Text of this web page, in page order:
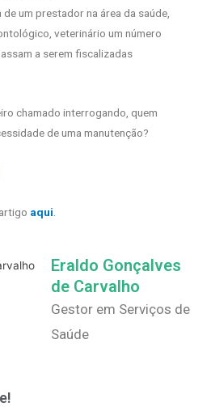
um prestador na área da saúde,
veterinário um número
a serem fiscalizadas
chamado interrogando, quem
de uma manutenção?
aqui.
Eraldo Gonçalves
de Carvalho
Gestor em Serviços de
Saúde